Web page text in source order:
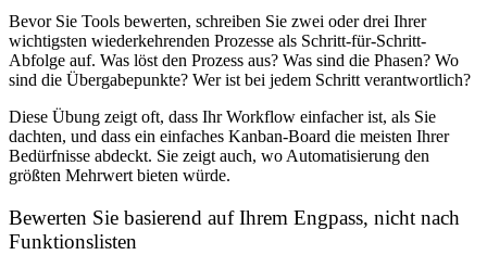
Bevor Sie Tools bewerten, schreiben Sie zwei oder drei Ihrer
wichtigsten wiederkehrenden Prozesse als Schritt-für-Schritt-
Abfolge auf. Was löst den Prozess aus? Was sind die Phasen? Wo
sind die Übergabepunkte? Wer ist bei jedem Schritt verantwortlich?
Diese Übung zeigt oft, dass Ihr Workflow einfacher ist, als Sie
dachten, und dass ein einfaches Kanban-Board die meisten Ihrer
Bedürfnisse abdeckt. Sie zeigt auch, wo Automatisierung den
größten Mehrwert bieten würde.
Bewerten Sie basierend auf Ihrem Engpass, nicht nach
Funktionslisten